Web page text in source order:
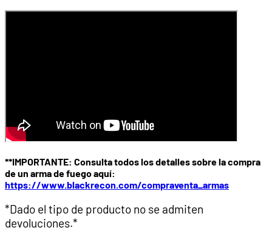
**IMPORTANTE: Consulta todos los detalles sobre la compra
de un arma de fuego aquí:
https://www.blackrecon.com/compraventa_armas
*Dado el tipo de producto no se admiten
devoluciones.*